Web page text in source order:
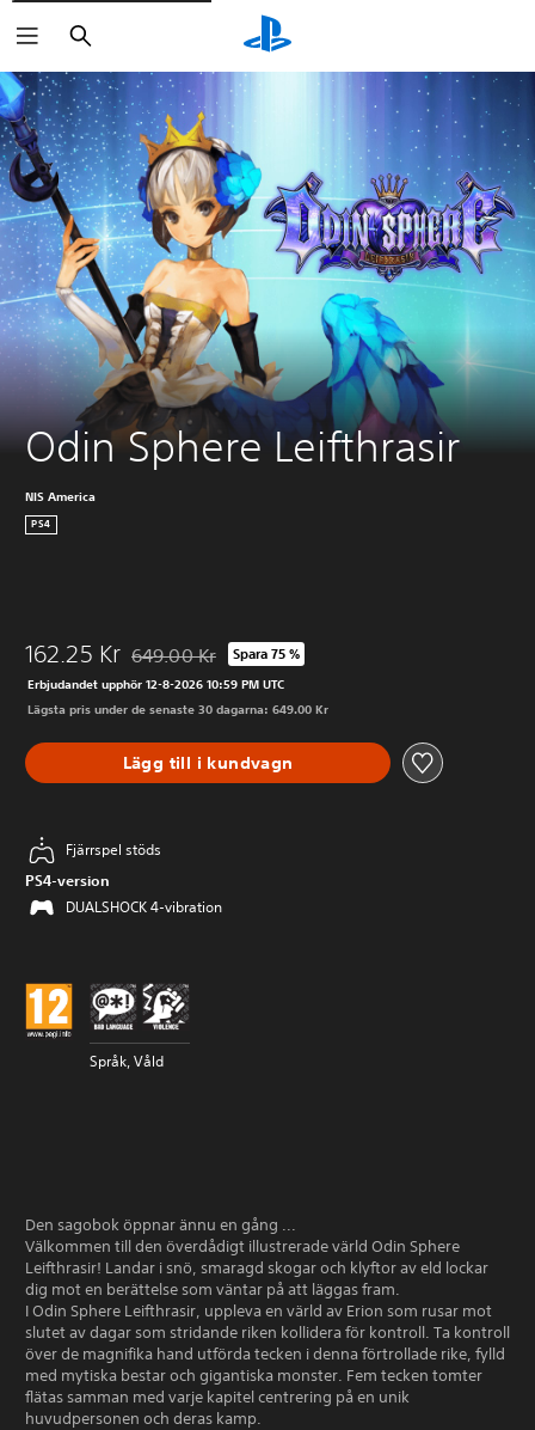
Sök
Odin Sphere Leifthrasir
NIS America
PS4
162.25 Kr Nedsatt från ursprungspriset på 649.00 Kr
649.00 Kr Spara 75 %
Erbjudandet upphör 12-8-2026 10:59 PM UTC
Lägsta pris under de senaste 30 dagarna: 649.00 Kr
Lägg till i kundvagn
Fjärrspel stöds
PS4-version
DUALSHOCK 4-vibration
Språk, Våld
Den sagobok öppnar ännu en gång ...
Välkommen till den överdådigt illustrerade värld Odin Sphere
Leifthrasir! Landar i snö, smaragd skogar och klyftor av eld lockar
dig mot en berättelse som väntar på att läggas fram.
I Odin Sphere Leifthrasir, uppleva en värld av Erion som rusar mot
slutet av dagar som stridande riken kollidera för kontroll. Ta kontroll
över de magnifika hand utförda tecken i denna förtrollade rike, fylld
med mytiska bestar och gigantiska monster. Fem tecken tomter
flätas samman med varje kapitel centrering på en unik
huvudpersonen och deras kamp.